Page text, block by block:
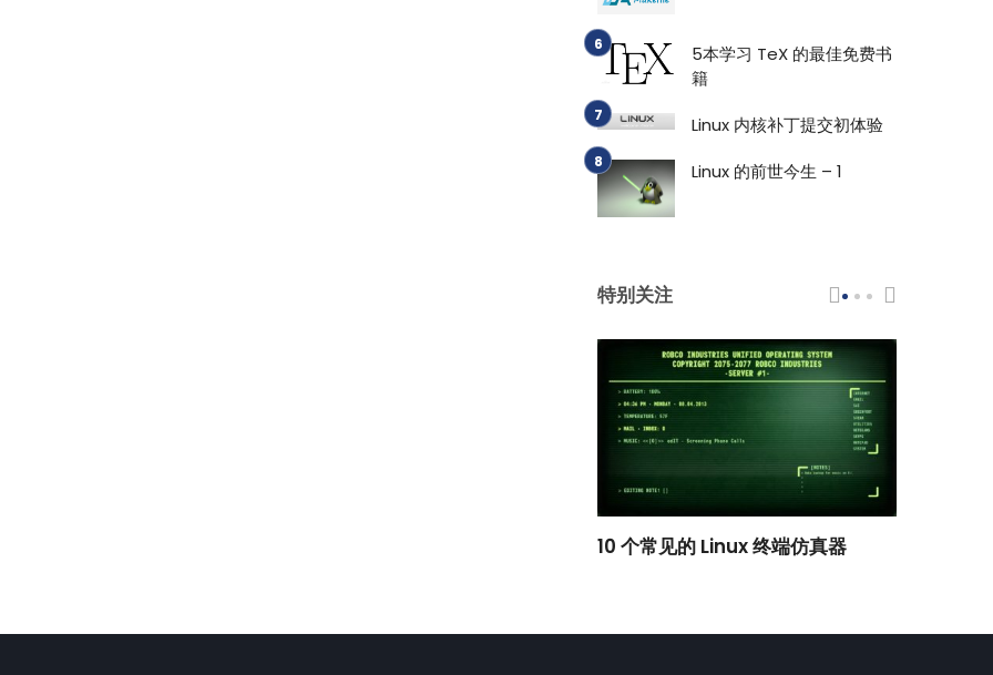
5本学习 TeX 的最佳免费书
籍
Linux 内核补丁提交初体验
Linux 的前世今生 – 1
特别关注
10 个常见的 Linux 终端仿真器